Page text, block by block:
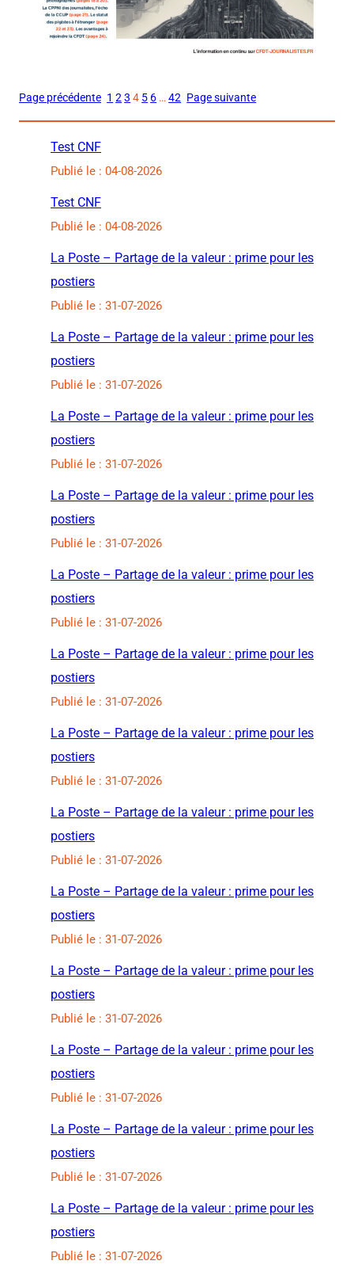
Page précédente 1 2 3 4 5 6 … 42 Page suivante
Test CNF
Publié le : 04-08-2026
Test CNF
Publié le : 04-08-2026
La Poste – Partage de la valeur : prime pour les
postiers
Publié le : 31-07-2026
La Poste – Partage de la valeur : prime pour les
postiers
Publié le : 31-07-2026
La Poste – Partage de la valeur : prime pour les
postiers
Publié le : 31-07-2026
La Poste – Partage de la valeur : prime pour les
postiers
Publié le : 31-07-2026
La Poste – Partage de la valeur : prime pour les
postiers
Publié le : 31-07-2026
La Poste – Partage de la valeur : prime pour les
postiers
Publié le : 31-07-2026
La Poste – Partage de la valeur : prime pour les
postiers
Publié le : 31-07-2026
La Poste – Partage de la valeur : prime pour les
postiers
Publié le : 31-07-2026
La Poste – Partage de la valeur : prime pour les
postiers
Publié le : 31-07-2026
La Poste – Partage de la valeur : prime pour les
postiers
Publié le : 31-07-2026
La Poste – Partage de la valeur : prime pour les
postiers
Publié le : 31-07-2026
La Poste – Partage de la valeur : prime pour les
postiers
Publié le : 31-07-2026
La Poste – Partage de la valeur : prime pour les
postiers
Publié le : 31-07-2026